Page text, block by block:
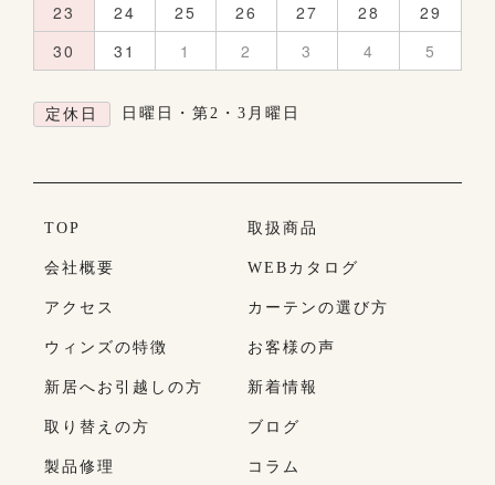
23
24 25 26 27 28
29
30
31 1 2 3 4 5
定休日 日曜日・第2・3月曜日
TOP
会社概要
アクセス
ウィンズの特徴
新居へお引越しの方
取り替えの方
製品修理
取扱商品
WEBカタログ
カーテンの選び方
お客様の声
新着情報
ブログ
コラム